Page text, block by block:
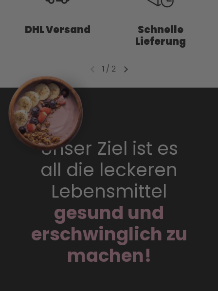
DHL Versand
Schnelle
Lieferung
1 / 2
Unser Ziel ist es
all die leckeren
Lebensmittel
gesund und
erschwinglich zu
machen!